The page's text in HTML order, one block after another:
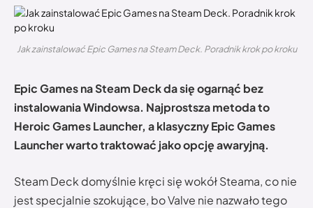
Jak zainstalować Epic Games na Steam Deck. Poradnik krok po kroku
Epic Games na Steam Deck da się ogarnąć bez
instalowania Windowsa. Najprostsza metoda to
Heroic Games Launcher, a klasyczny Epic Games
Launcher warto traktować jako opcję awaryjną.
Steam Deck domyślnie kręci się wokół Steama, co nie
jest specjalnie szokujące, bo Valve nie nazwało tego